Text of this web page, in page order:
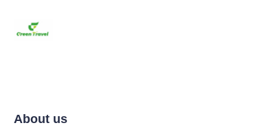
About us